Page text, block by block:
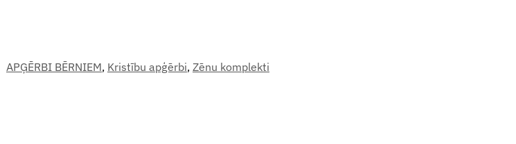
APĢĒRBI BĒRNIEM, Kristību apģērbi, Zēnu komplekti